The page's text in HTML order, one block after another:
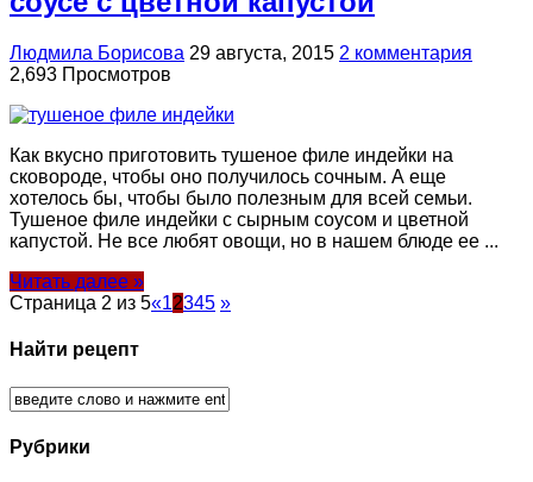
Людмила Борисова 29 августа, 2015 2 комментария
2,693 Просмотров
Как вкусно приготовить тушеное филе индейки на
сковороде, чтобы оно получилось сочным. А еще
хотелось бы, чтобы было полезным для всей семьи.
Тушеное филе индейки с сырным соусом и цветной
капустой. Не все любят овощи, но в нашем блюде ее ...
Читать далее »
Страница 2 из 5«12345 »
Найти рецепт
Рубрики